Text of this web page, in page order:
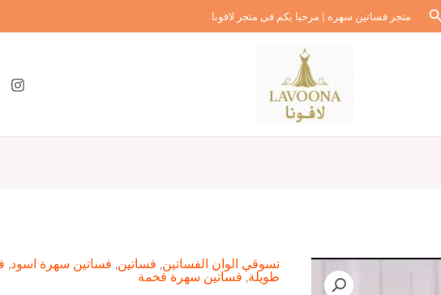
البحثمتجر فساتين سهره | مرحبا بكم فى متجر لافونا
تسوقي الوان الفساتين, فساتين, فساتين سهرة اسود,
طويلة, فساتين سهرة فخمة